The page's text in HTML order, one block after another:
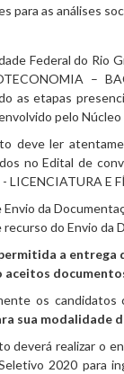
para as análises
Federal do Rio
–
as etapas
pelo
deve ler
no Edital de
LICENCIATURA E
Envio da
recurso do Envio da
a entrega
aceitos
os candidatos
sua modalidade
deverá realizar o
2020 para